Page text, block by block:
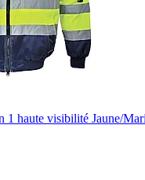
1 haute visibilité Jaune/